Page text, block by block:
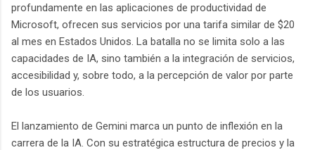
profundamente en las aplicaciones de productividad de
Microsoft, ofrecen sus servicios por una tarifa similar de $20
al mes en Estados Unidos. La batalla no se limita solo a las
capacidades de IA, sino también a la integración de servicios,
accesibilidad y, sobre todo, a la percepción de valor por parte
de los usuarios.
El lanzamiento de Gemini marca un punto de inflexión en la
carrera de la IA. Con su estratégica estructura de precios y la